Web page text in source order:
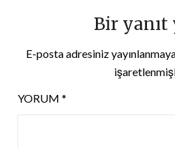
Bir yanıt
E-posta adresiniz
YORUM *